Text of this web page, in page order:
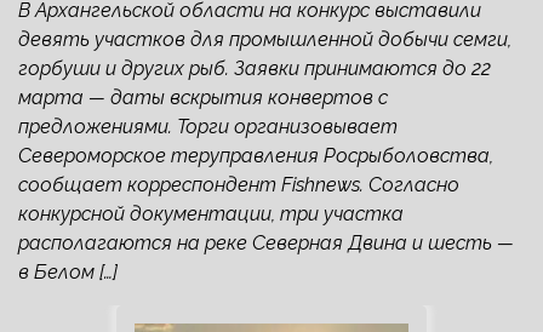
В Архангельской области на конкурс выставили
девять участков для промышленной добычи семги,
горбуши и других рыб. Заявки принимаются до 22
марта — даты вскрытия конвертов с
предложениями. Торги организовывает
Североморское теруправления Росрыболовства,
сообщает корреспондент Fishnews. Согласно
конкурсной документации, три участка
располагаются на реке Северная Двина и шесть —
в Белом […]